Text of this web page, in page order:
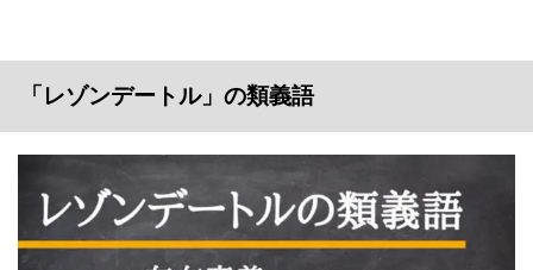
「レゾンデートル」の類義語